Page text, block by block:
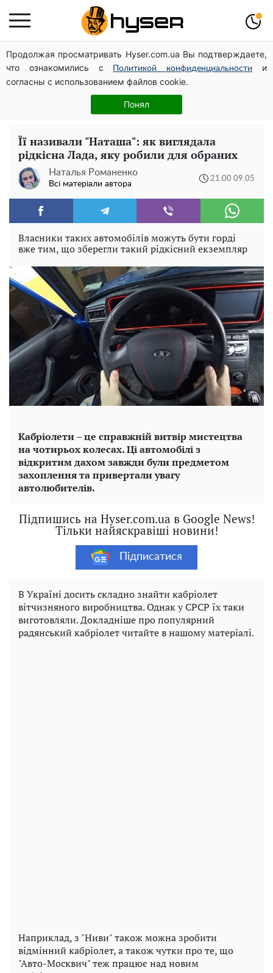
Продолжая просматривать Hyser.com.ua Вы подтверждаете,
что ознакомились с
Политикой конфиденциальности
и
согласны с использованием файлов cookie.
Понял
Гола Олена Тополя у цікавих позах змусила відвисати
щелепи: злив відео – було лише початком
Весь секрет в одній таблетці аспірину: рецепт хрумкої
та соковитої капусти на зиму. Навіть п'яти банок вам
Її називали "Наташа": як виглядала
рідкісна Лада, яку робили для обраних
Наталья Романенко
Всі матеріали автора
21:00 09.05
Власники таких автомобілів можуть бути горді
вже тим, що зберегли такий рідкісний екземпляр
Кабріолети – це справжній витвір мистецтва
на чотирьох колесах. Ці автомобілі з
відкритим дахом завжди були предметом
захоплення та привертали увагу
автолюбителів.
Підпишись на Hyser.com.ua в Google News!
Тільки найяскравіші новини!
Підписатися
В Україні досить складно знайти кабріолет
вітчизняного виробництва. Однак у СРСР їх таки
виготовляли. Докладніше про популярний
радянський кабріолет читайте в нашому матеріалі.
Наприклад, з "Ниви" також можна зробити
відмінний кабріолет, а також чутки про те, що
"Авто-Москвич" теж працює над новим